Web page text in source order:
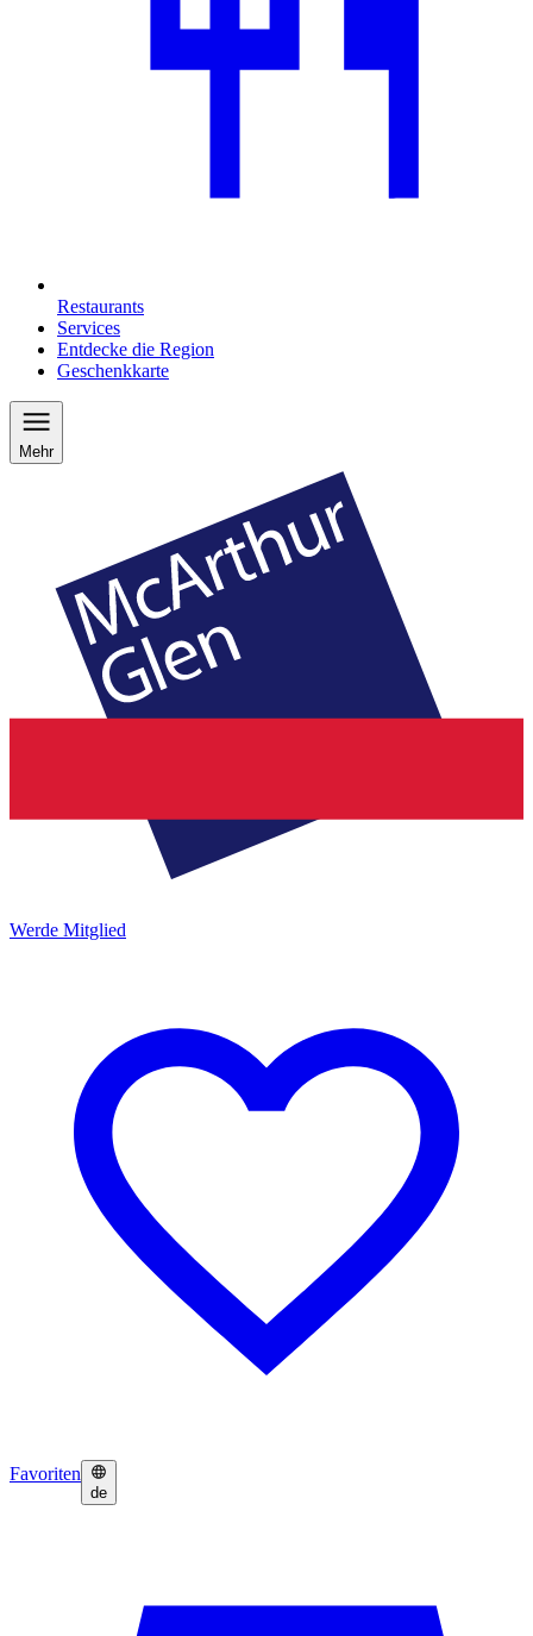
Restaurants
Services
Entdecke die Region
Geschenkkarte
Mehr
Werde Mitglied
Favoriten
de